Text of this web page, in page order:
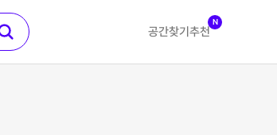
공간찾기 추천
N